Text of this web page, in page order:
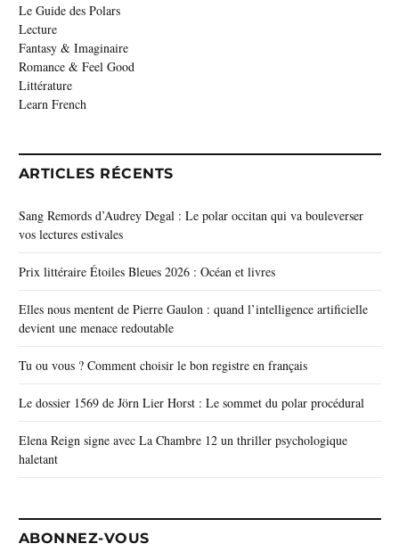
Le Guide des Polars
Lecture
Fantasy & Imaginaire
Romance & Feel Good
Littérature
Learn French
ARTICLES RÉCENTS
Sang Remords d’Audrey Degal : Le polar occitan qui va bouleverser
vos lectures estivales
Prix littéraire Étoiles Bleues 2026 : Océan et livres
Elles nous mentent de Pierre Gaulon : quand l’intelligence artificielle
devient une menace redoutable
Tu ou vous ? Comment choisir le bon registre en français
Le dossier 1569 de Jörn Lier Horst : Le sommet du polar procédural
Elena Reign signe avec La Chambre 12 un thriller psychologique
haletant
ABONNEZ-VOUS